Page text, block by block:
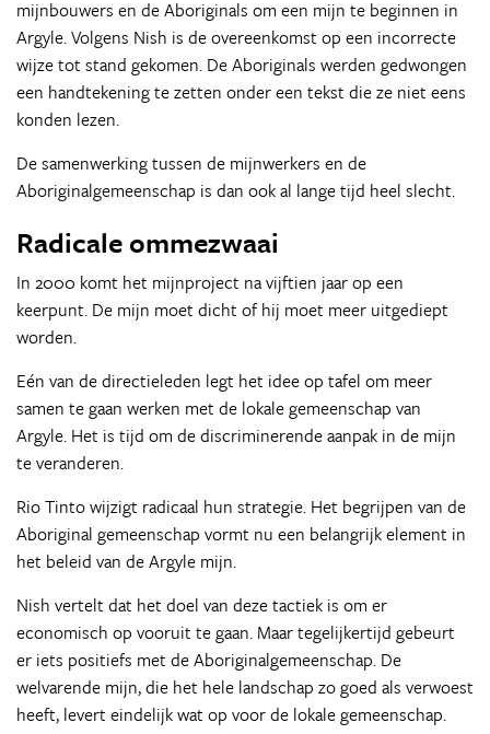
mijnbouwers en de Aboriginals om een mijn te beginnen in
Argyle. Volgens Nish is de overeenkomst op een incorrecte
wijze tot stand gekomen. De Aboriginals werden gedwongen
een handtekening te zetten onder een tekst die ze niet eens
konden lezen.
De samenwerking tussen de mijnwerkers en de
Aboriginalgemeenschap is dan ook al lange tijd heel slecht.
Radicale ommezwaai
In 2000 komt het mijnproject na vijftien jaar op een
keerpunt. De mijn moet dicht of hij moet meer uitgediept
worden.
Eén van de directieleden legt het idee op tafel om meer
samen te gaan werken met de lokale gemeenschap van
Argyle. Het is tijd om de discriminerende aanpak in de mijn
te veranderen.
Rio Tinto wijzigt radicaal hun strategie. Het begrijpen van de
Aboriginal gemeenschap vormt nu een belangrijk element in
het beleid van de Argyle mijn.
Nish vertelt dat het doel van deze tactiek is om er
economisch op vooruit te gaan. Maar tegelijkertijd gebeurt
er iets positiefs met de Aboriginalgemeenschap. De
welvarende mijn, die het hele landschap zo goed als verwoest
heeft, levert eindelijk wat op voor de lokale gemeenschap.